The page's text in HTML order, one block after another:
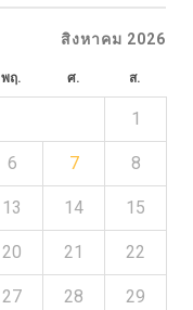
สิงหาคม 2026
พฤ. ศ. ส.
1
6 7 8
13 14 15
20 21 22
27 28 29